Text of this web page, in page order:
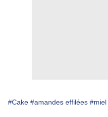
#Cake #amandes effilées #miel